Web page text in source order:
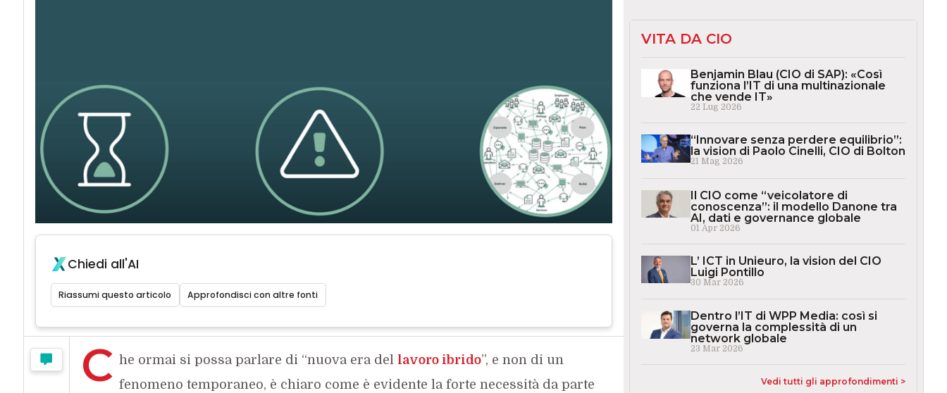
Chiedi all'AI
Riassumi questo articolo Approfondisci con altre fonti
C he ormai si possa parlare di “nuova era del lavoro ibrido”, e non di un
fenomeno temporaneo, è chiaro come è evidente la forte necessità da parte
VITA DA CIO
Benjamin Blau (CIO di SAP): «Così
funziona l’IT di una multinazionale
che vende IT»
22 Lug 2026
“Innovare senza perdere equilibrio”:
la vision di Paolo Cinelli, CIO di Bolton
21 Mag 2026
Il CIO come “veicolatore di
conoscenza”: il modello Danone tra
AI, dati e governance globale
01 Apr 2026
L’ ICT in Unieuro, la vision del CIO
Luigi Pontillo
30 Mar 2026
Dentro l’IT di WPP Media: così si
governa la complessità di un
network globale
23 Mar 2026
Vedi tutti gli approfondimenti >